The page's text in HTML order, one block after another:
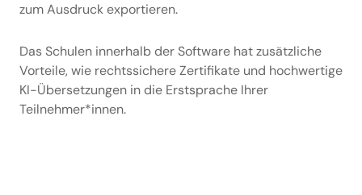
zum Ausdruck exportieren.
Das Schulen innerhalb der Software hat zusätzliche
Vorteile, wie rechtssichere Zertifikate und hochwertige
KI-Übersetzungen in die Erstsprache Ihrer
Teilnehmer*innen.